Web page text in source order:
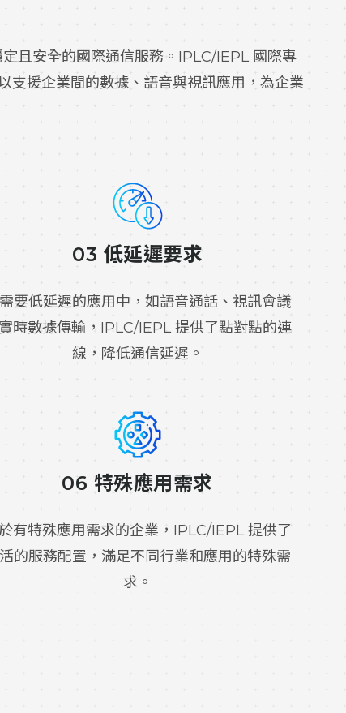
安全的國際通信服務。IPLC/IEPL 國際專
支援企業間的數據、語音與視訊應用，為企業
03 低延遲要求
要低延遲的應用中，如語音通話、視訊會議
時數據傳輸，IPLC/IEPL 提供了點對點的連
線，降低通信延遲。
06 特殊應用需求
有特殊應用需求的企業，IPLC/IEPL 提供了
的服務配置，滿足不同行業和應用的特殊需
求。